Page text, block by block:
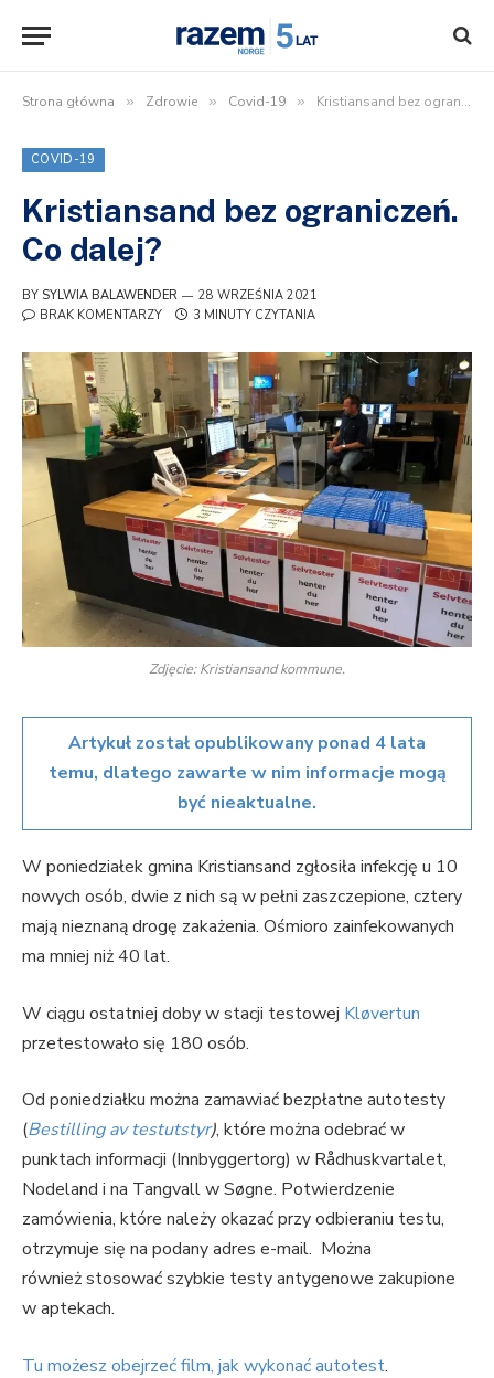
Strona główna » Zdrowie » Covid-19 » Kristiansand bez ograniczeń. Co dalej?
COVID-19
Kristiansand bez ograniczeń.
Co dalej?
BY SYLWIA BALAWENDER
28 WRZEŚNIA 2021
BRAK KOMENTARZY
3 MINUTY CZYTANIA
Zdjęcie: Kristiansand kommune.
Artykuł został opublikowany ponad 4 lata
temu, dlatego zawarte w nim informacje mogą
być nieaktualne.
W poniedziałek gmina Kristiansand zgłosiła infekcję u 10
nowych osób, dwie z nich są w pełni zaszczepione, cztery
mają nieznaną drogę zakażenia. Ośmioro zainfekowanych
ma mniej niż 40 lat.
W ciągu ostatniej doby w stacji testowej Kløvertun
przetestowało się 180 osób.
Od poniedziałku można zamawiać bezpłatne autotesty
(Bestilling av testutstyr), które można odebrać w
punktach informacji (Innbyggertorg) w Rådhuskvartalet,
Nodeland i na Tangvall w Søgne. Potwierdzenie
zamówienia, które należy okazać przy odbieraniu testu,
otrzymuje się na podany adres e-mail. Można
również stosować szybkie testy antygenowe zakupione
w aptekach.
Tu możesz obejrzeć film, jak wykonać autotest.